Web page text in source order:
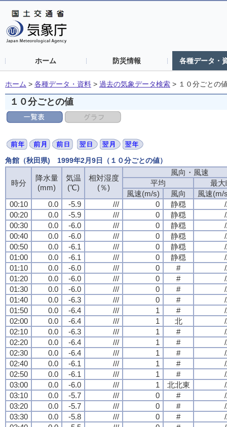
ホーム 防災情報 各種データ・
ホーム > 各種データ・資料 > 過去の気象データ検索 > １０分ごとの
１０分ごとの値
角館（秋田県) 1999年2月9日（１０分ごとの値）
時分
降水量
(mm)
気温
(℃)
相対湿度
(％)
風向・風速
平均
最大
風速(m/s)
風向
風速(m/
00:10
0.0 -5.9 /// 0 静穏
00:20
0.0 -5.9 /// 0 静穏
00:30
0.0 -6.0 /// 0 静穏
00:40
0.0 -6.0 /// 0 静穏
00:50
0.0 -6.1 /// 0 静穏
01:00
0.0 -6.1 /// 0 静穏
01:10
0.0 -6.0 /// 0 #
01:20
0.0 -6.0 /// 0 #
01:30
0.0 -6.0 /// 0 #
01:40
0.0 -6.3 /// 0 #
01:50
0.0 -6.4 /// 1 #
02:00
0.0 -6.4 /// 1 北
02:10
0.0 -6.3 /// 1 #
02:20
0.0 -6.4 /// 1 #
02:30
0.0 -6.4 /// 1 #
02:40
0.0 -6.1 /// 1 #
02:50
0.0 -6.1 /// 1 #
03:00
0.0 -6.0 /// 1 北北東
03:10
0.0 -5.7 /// 0 #
03:20
0.0 -5.7 /// 0 #
03:30
0.0 -5.8 /// 0 #